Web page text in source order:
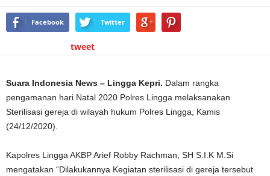
Facebook Twitter
tweet
Suara Indonesia News – Lingga Kepri. Dalam rangka
pengamanan hari Natal 2020 Polres Lingga melaksanakan
Sterilisasi gereja di wilayah hukum Polres Lingga, Kamis
(24/12/2020).
Kapolres Lingga AKBP Arief Robby Rachman, SH S.I.K M.Si
mengatakan “Dilakukannya Kegiatan sterilisasi di gereja tersebut